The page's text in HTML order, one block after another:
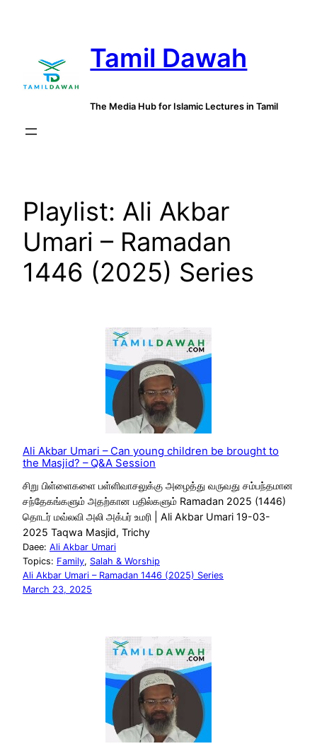
Tamil Dawah
The Media Hub for Islamic Lectures in Tamil
Playlist: Ali Akbar
Umari – Ramadan
1446 (2025) Series
Ali Akbar Umari – Can young children be brought to
the Masjid? – Q&A Session
சிறு பிள்ளைகளை பள்ளிவாசலுக்கு அழைத்து வருவது சம்பந்தமான
சந்தேகங்களும் அதற்கான பதில்களும் Ramadan 2025 (1446)
தொடர் மவ்லவி அலி அக்பர் உமரி | Ali Akbar Umari 19-03-
2025 Taqwa Masjid, Trichy
Daee: Ali Akbar Umari
Topics: Family, Salah & Worship
Ali Akbar Umari – Ramadan 1446 (2025) Series
March 23, 2025